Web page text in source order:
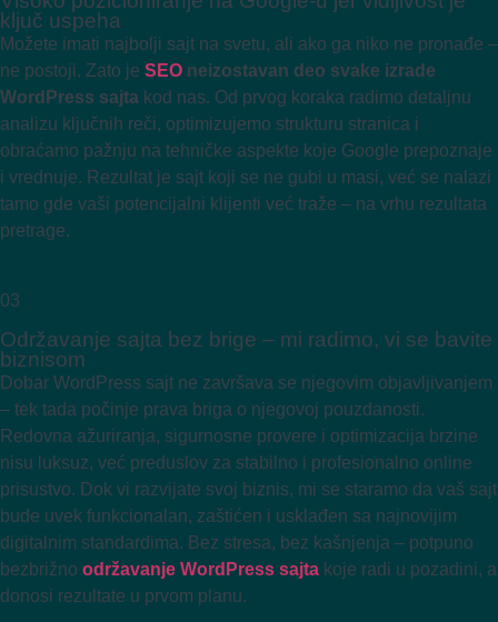
ključ uspeha
Možete imati najbolji sajt na svetu, ali ako ga niko ne pronađe –
ne postoji. Zato je SEO neizostavan deo svake izrade
WordPress sajta kod nas. Od prvog koraka radimo detaljnu
analizu ključnih reči, optimizujemo strukturu stranica i
obraćamo pažnju na tehničke aspekte koje Google prepoznaje
i vrednuje. Rezultat je sajt koji se ne gubi u masi, već se nalazi
tamo gde vaši potencijalni klijenti već traže – na vrhu rezultata
pretrage.
03
Održavanje sajta bez brige – mi radimo, vi se bavite
biznisom
Dobar WordPress sajt ne završava se njegovim objavljivanjem
– tek tada počinje prava briga o njegovoj pouzdanosti.
Redovna ažuriranja, sigurnosne provere i optimizacija brzine
nisu luksuz, već preduslov za stabilno i profesionalno online
prisustvo. Dok vi razvijate svoj biznis, mi se staramo da vaš sajt
bude uvek funkcionalan, zaštićen i usklađen sa najnovijim
digitalnim standardima. Bez stresa, bez kašnjenja – potpuno
bezbrižno održavanje WordPress sajta koje radi u pozadini, a
donosi rezultate u prvom planu.